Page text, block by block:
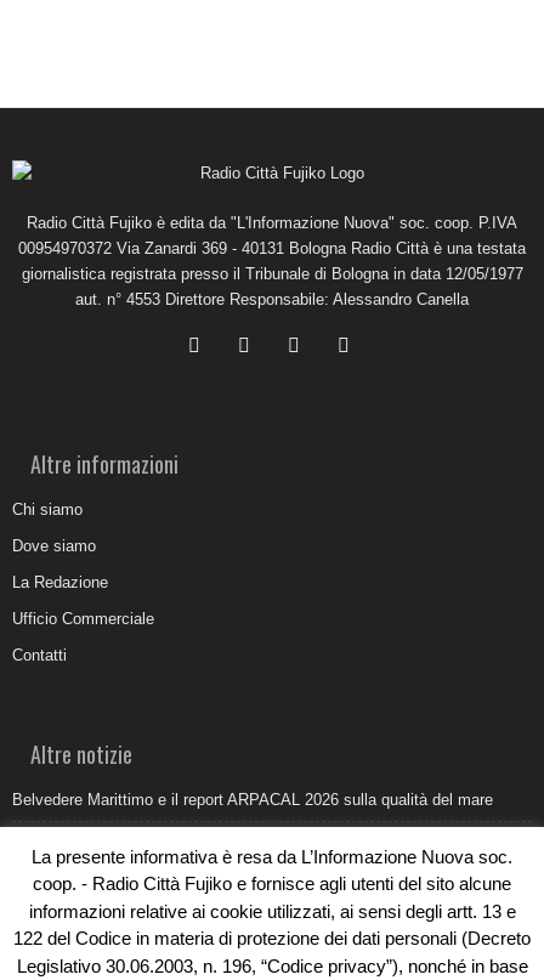
Radio Città Fujiko è edita da "L'Informazione Nuova" soc. coop. P.IVA
00954970372 Via Zanardi 369 - 40131 Bologna Radio Città è una testata
giornalistica registrata presso il Tribunale di Bologna in data 12/05/1977
aut. n° 4553 Direttore Responsabile: Alessandro Canella
Altre informazioni
Chi siamo
Dove siamo
La Redazione
Ufficio Commerciale
Contatti
Altre notizie
Belvedere Marittimo e il report ARPACAL 2026 sulla qualità del mare
Umidità di risalita in casa, come riconoscere i segnali veri
Torna il Sun Donato Festival 2026
Come il busking moderno ridisegna il paesaggio sonoro urbano
La presente informativa è resa da L’Informazione Nuova soc.
coop. - Radio Città Fujiko e fornisce agli utenti del sito alcune
informazioni relative ai cookie utilizzati, ai sensi degli artt. 13 e
122 del Codice in materia di protezione dei dati personali (Decreto
Legislativo 30.06.2003, n. 196, “Codice privacy”), nonché in base